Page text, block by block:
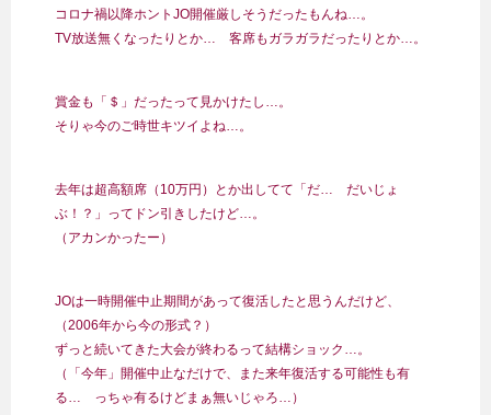
コロナ禍以降ホントJO開催厳しそうだったもんね…。
TV放送無くなったりとか… 客席もガラガラだったりとか…。
賞金も「＄」だったって見かけたし…。
そりゃ今のご時世キツイよね…。
去年は超高額席（10万円）とか出してて「だ… だいじょ
ぶ！？」ってドン引きしたけど…。
（アカンかったー）
JOは一時開催中止期間があって復活したと思うんだけど、
（2006年から今の形式？）
ずっと続いてきた大会が終わるって結構ショック…。
（「今年」開催中止なだけで、また来年復活する可能性も有
る… っちゃ有るけどまぁ無いじゃろ…）